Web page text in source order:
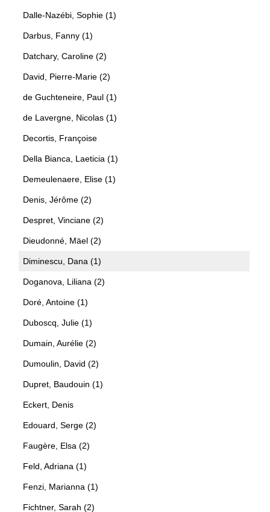
Dalle-Nazébi, Sophie (1)
Darbus, Fanny (1)
Datchary, Caroline (2)
David, Pierre-Marie (2)
de Guchteneire, Paul (1)
de Lavergne, Nicolas (1)
Decortis, Françoise
Della Bianca, Laeticia (1)
Demeulenaere, Elise (1)
Denis, Jérôme (2)
Despret, Vinciane (2)
Dieudonné, Mäel (2)
Diminescu, Dana (1)
Doganova, Liliana (2)
Doré, Antoine (1)
Duboscq, Julie (1)
Dumain, Aurélie (2)
Dumoulin, David (2)
Dupret, Baudouin (1)
Eckert, Denis
Edouard, Serge (2)
Faugère, Elsa (2)
Feld, Adriana (1)
Fenzi, Marianna (1)
Fichtner, Sarah (2)